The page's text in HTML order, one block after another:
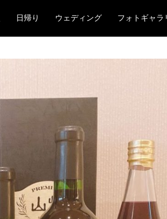
日帰り ウェディング フォトギャラ